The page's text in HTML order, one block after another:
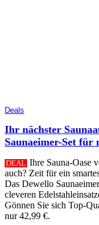
Deals
Ihr nächster
Saunaeimer-Set für
DEAL Ihre Sauna-Oase
auch? Zeit für ein
Das Dewello
cleveren
Gönnen Sie sich Top-
nur 42,99 €.